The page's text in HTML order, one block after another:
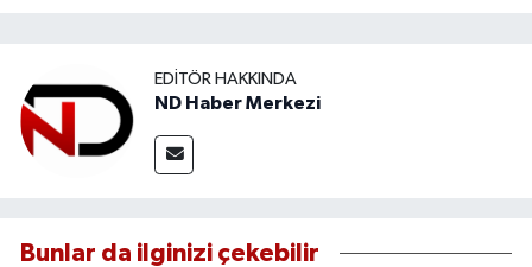
EDITÖR HAKKINDA
ND Haber Merkezi
Bunlar da ilginizi çekebilir